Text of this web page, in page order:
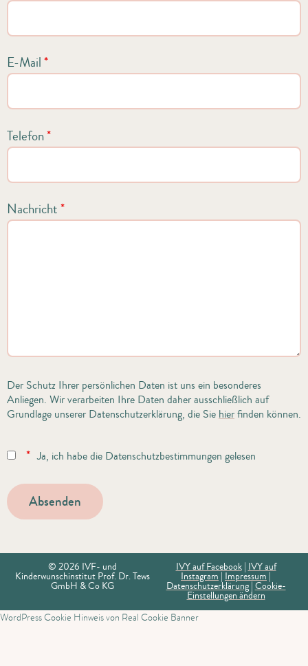
E-Mail*
Telefon*
Nachricht*
Der Schutz Ihrer persönlichen Daten ist uns ein besonderes
Anliegen. Wir verarbeiten Ihre Daten daher ausschließlich auf
Grundlage unserer Datenschutzerklärung, die Siehierfinden können.
* Ja, ich habe die Datenschutzbestimmungen gelesen
© 2026 IVF- und
Kinderwunschinstitut Prof. Dr. Tews
GmbH & Co KG
IVY auf Facebook| IVY auf
Instagram | Impressum |
Datenschutzerklärung| Cookie-
Einstellungen ändern
WordPress Cookie Hinweis von Real Cookie Banner